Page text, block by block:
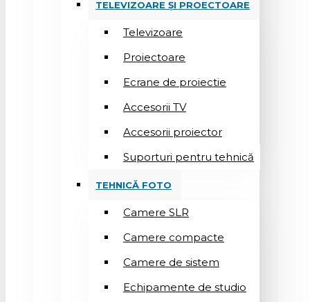
TELEVIZOARE ȘI PROECTOARE
Televizoare
Proiectoare
Ecrane de proiectie
Accesorii TV
Accesorii proiector
Suporturi pentru tehnică
TEHNICĂ FOTO
Camere SLR
Camere compacte
Camere de sistem
Echipamente de studio